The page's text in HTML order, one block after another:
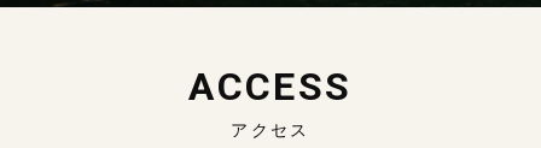
ACCESS
アクセス